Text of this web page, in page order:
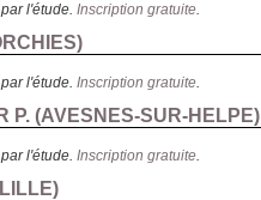
l'étude. Inscription gratuite.
)
l'étude. Inscription gratuite.
P. (AVESNES-SUR-HELPE)
l'étude. Inscription gratuite.
LILLE)